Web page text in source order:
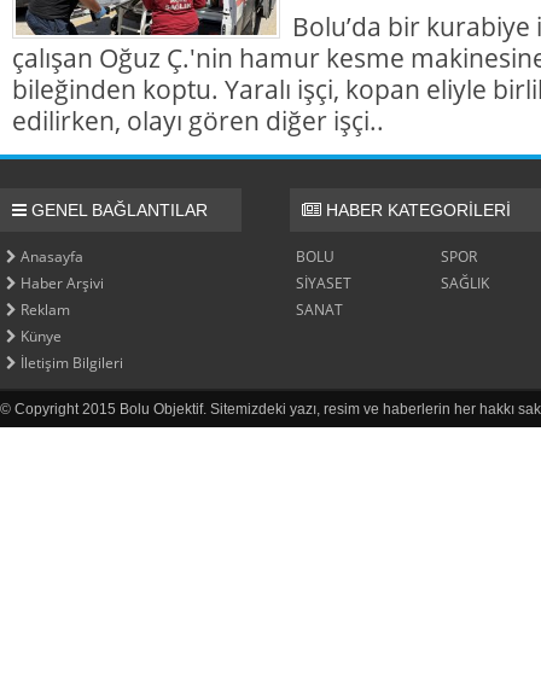
Bolu’da bir
çalışan Oğuz Ç.'nin hamur kesme
bileğinden koptu. Yaralı işçi, kopan eliyle
edilirken, olayı gören diğer işçi..
GENEL BAĞLANTILAR
Anasayfa
Haber Arşivi
Reklam
Künye
İletişim Bilgileri
HABER KATEGORİLERİ
BOLU
SPOR
SİYASET
SAĞLIK
SANAT
© Copyright 2015 Bolu Objektif. Sitemizdeki yazı, resim ve haberlerin her hakkı